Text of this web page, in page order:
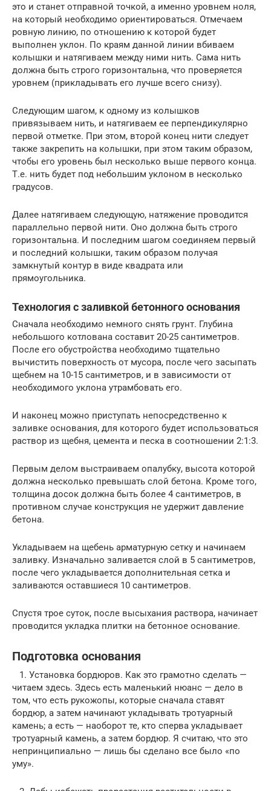
это и станет отправной точкой, а именно уровнем ноля,
на который необходимо ориентироваться. Отмечаем
ровную линию, по отношению к которой будет
выполнен уклон. По краям данной линии вбиваем
колышки и натягиваем между ними нить. Сама нить
должна быть строго горизонтальна, что проверяется
уровнем (прикладывать его лучше всего снизу).
Следующим шагом, к одному из колышков
привязываем нить, и натягиваем ее перпендикулярно
первой отметке. При этом, второй конец нити следует
также закрепить на колышки, при этом таким образом,
чтобы его уровень был несколько выше первого конца.
Т.е. нить будет под небольшим уклоном в несколько
градусов.
Далее натягиваем следующую, натяжение проводится
параллельно первой нити. Оно должна быть строго
горизонтальна. И последним шагом соединяем первый
и последний колышки, таким образом получая
замкнутый контур в виде квадрата или
прямоугольника.
Технология с заливкой бетонного основания
Сначала необходимо немного снять грунт. Глубина
небольшого котлована составит 20-25 сантиметров.
После его обустройства необходимо тщательно
вычистить поверхность от мусора, после чего засыпать
щебнем на 10-15 сантиметров, и в зависимости от
необходимого уклона утрамбовать его.
И наконец можно приступать непосредственно к
заливке основания, для которого будет использоваться
раствор из щебня, цемента и песка в соотношении 2:1:3.
Первым делом выстраиваем опалубку, высота которой
должна несколько превышать слой бетона. Кроме того,
толщина досок должна быть более 4 сантиметров, в
противном случае конструкция не удержит давление
бетона.
Укладываем на щебень арматурную сетку и начинаем
заливку. Изначально заливается слой в 5 сантиметров,
после чего укладывается дополнительная сетка и
заливаются оставшиеся 10 сантиметров.
Спустя трое суток, после высыхания раствора, начинает
проводится укладка плитки на бетонное основание.
Подготовка основания
1. Установка бордюров. Как это грамотно сделать —
читаем здесь. Здесь есть маленький нюанс — дело в
том, что есть рукожопы, которые сначала ставят
бордюр, а затем начинают укладывать тротуарный
камень; а есть — наоборот те, кто сперва укладывает
тротуарный камень, а затем бордюр. Я считаю, что это
непринципиально — лишь бы сделано все было «по
уму».